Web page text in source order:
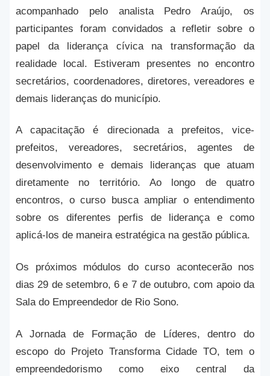
acompanhado pelo analista Pedro Araújo, os
participantes foram convidados a refletir sobre o
papel da liderança cívica na transformação da
realidade local. Estiveram presentes no encontro
secretários, coordenadores, diretores, vereadores e
demais lideranças do município.
A capacitação é direcionada a prefeitos, vice-
prefeitos, vereadores, secretários, agentes de
desenvolvimento e demais lideranças que atuam
diretamente no território. Ao longo de quatro
encontros, o curso busca ampliar o entendimento
sobre os diferentes perfis de liderança e como
aplicá-los de maneira estratégica na gestão pública.
Os próximos módulos do curso acontecerão nos
dias 29 de setembro, 6 e 7 de outubro, com apoio da
Sala do Empreendedor de Rio Sono.
A Jornada de Formação de Líderes, dentro do
escopo do Projeto Transforma Cidade TO, tem o
empreendedorismo como eixo central da